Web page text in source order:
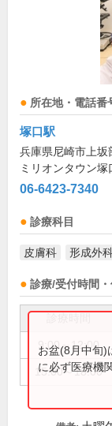
所在地・電話番
塚口駅
兵庫県尼崎市上坂
ミリオンタウン塚
06-6423-7340
診療科目
皮膚科 形成外
診療/受付時間・
9:00～12:00
15:00～18:00
お盆(8月中旬)
に必ず医療機